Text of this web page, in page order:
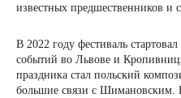
известных предшественников и
В 2022 году фестиваль
событий во Львове и
праздника стал польский
большие связи с Шимановским.